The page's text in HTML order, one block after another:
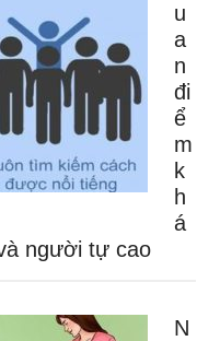
u
a
n
đi
ể
m
k
h
á
người tự cao
N